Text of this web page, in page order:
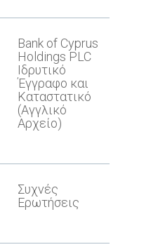
Bank of Cyprus
Holdings PLC
Ιδρυτικό
Έγγραφο και
Καταστατικό
(Αγγλικό
Αρχείο)
Συχνές
Ερωτήσεις